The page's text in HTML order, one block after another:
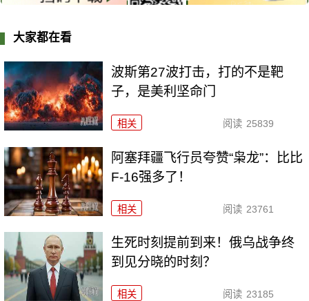
大家都在看
波斯第27波打击，打的不是靶
子，是美利坚命门
相关 阅读 25839
阿塞拜疆飞行员夸赞“枭龙”：比比
F-16强多了！
相关 阅读 23761
生死时刻提前到来！俄乌战争终
到见分晓的时刻？
相关 阅读 23185